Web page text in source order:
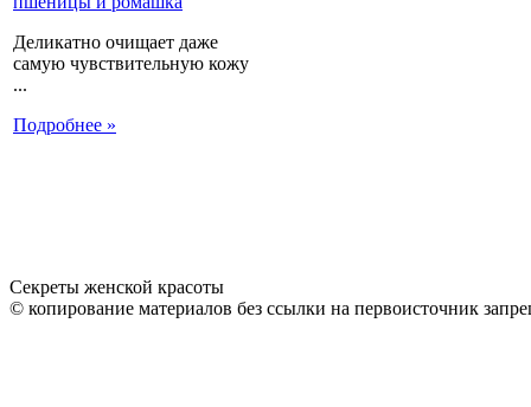
Деликатно очищает даже
самую чувствительную кожу
...
Подробнее »
Секреты женской красоты
© копирование материалов без ссылки на первоисточник